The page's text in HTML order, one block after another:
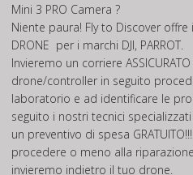
Mini 3 PRO Camera ?
Niente paura! Fly to Discover offre
DRONE per i marchi DJI, PARROT.
Invieremo un corriere
drone/controller in seguito
laboratorio e ad identificare le
seguito i nostri tecnici
un preventivo di spesa
procedere o meno alla
invieremo indietro il tuo drone.